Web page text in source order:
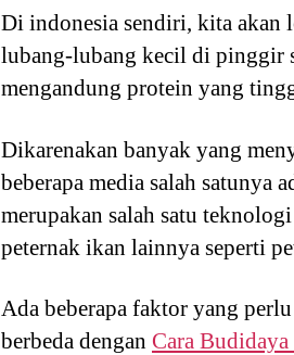
Di indonesia sendiri, kita akan
lubang-lubang kecil di pinggir
mengandung protein yang
Dikarenakan banyak yang
beberapa media salah satunya
merupakan salah satu
peternak ikan lainnya seperti
Ada beberapa faktor yang
berbeda dengan Cara